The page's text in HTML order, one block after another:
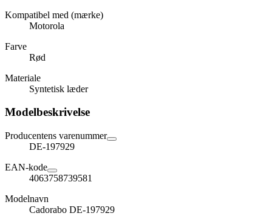
Kompatibel med (mærke)
Motorola
Farve
Rød
Materiale
Syntetisk læder
Modelbeskrivelse
Producentens varenummer
DE-197929
EAN-kode
4063758739581
Modelnavn
Cadorabo DE-197929